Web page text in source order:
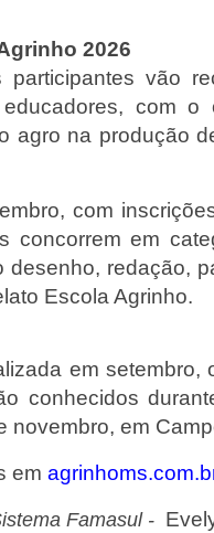
2026
vão
com
agro na produção
com
concorrem em
redação,
Escola Agrinho.
em setembro,
conhecidos
novembro, em
em
Famasul -